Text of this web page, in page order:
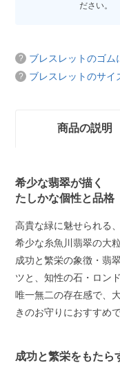
ださい。
ブレスレットのゴム
ブレスレットのサイ
商品の説明
希少な翡翠が描く
たしかな個性と品格
高貴な緑に魅せられる
希少な糸魚川翡翠の大
成功と繁栄の象徴・翡
ツと、知性の石・ロン
唯一無二の存在感で、
きのお守りにおすすめで
成功と繁栄をもたら